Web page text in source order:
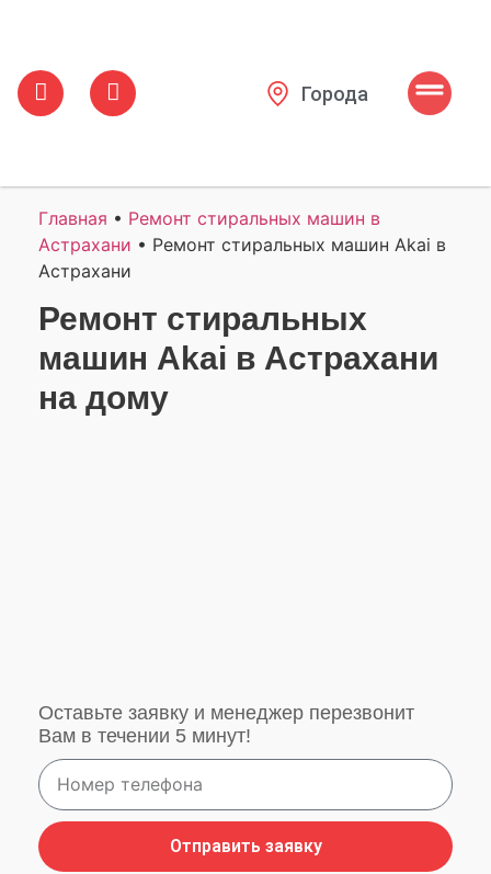
Города
Главная • Ремонт стиральных машин в
Астрахани • Ремонт стиральных машин Akai в
Астрахани
Ремонт стиральных
машин Akai в Астрахани
на дому
Оставьте заявку и менеджер перезвонит
Вам в течении 5 минут!
Отправить заявку